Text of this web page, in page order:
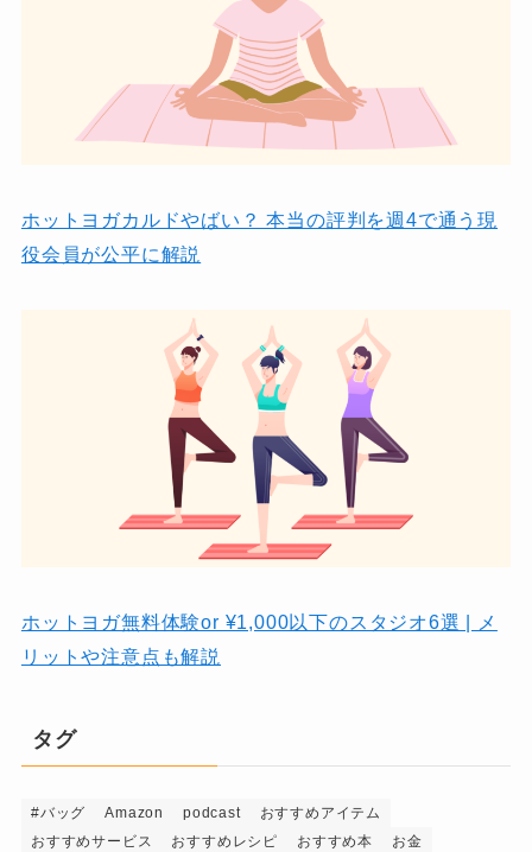
ホットヨガカルドやばい？ 本当の評判を週4で通う現
役会員が公平に解説
ホットヨガ無料体験or ¥1,000以下のスタジオ6選 | メ
リットや注意点も解説
タグ
#バッグ Amazon podcast
おすすめアイテム
おすすめサービス
おすすめレシピ おすすめ本
お金